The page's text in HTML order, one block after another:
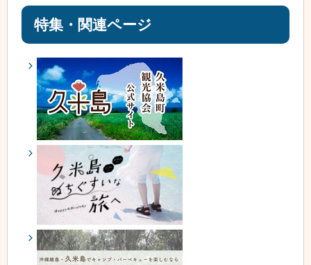
特集・関連ページ